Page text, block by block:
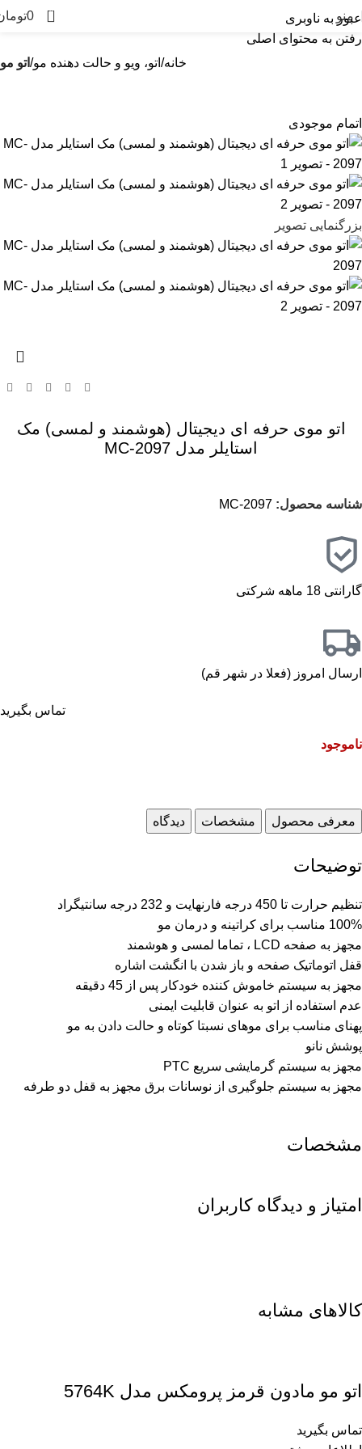
عبور به ناوبری
رفتن به محتوای اصلی
منو 0
0
خانه اتو، ویو و حالت دهنده مو اتو مو
اتمام موجودی
بزرگنمایی تصویر
اتو موی حرفه ای دیجیتال (هوشمند و لمسی) مک
استایلر مدل MC-2097
شناسه محصول: MC-2097
گارانتی 18 ماهه شرکتی
ارسال امروز (فعلا در شهر قم)
تماس بگیرید
ناموجود
معرفی محصول مشخصات دیدگاه
توضیحات
تنظیم حرارت تا 450 درجه فارنهایت و 232 درجه سانتیگراد
100% مناسب برای کراتینه و درمان مو
مجهز به صفحه LCD ، تماما لمسی و هوشمند
قفل اتوماتیک صفحه و باز شدن با انگشت اشاره
مجهز به سیستم خاموش کننده خودکار پس از 45 دقیقه
عدم استفاده از اتو به عنوان قابلیت ایمنی
پهنای مناسب برای موهای نسبتا کوتاه و حالت دادن به مو
پوشش نانو
مجهز به سیستم گرمایشی سریع PTC
مجهز به سیستم جلوگیری از نوسانات برق مجهز به قفل دو طرفه
مشخصات
امتیاز و دیدگاه کاربران
کالاهای مشابه
اتو مو مادون قرمز پرومکس مدل 5764K
تماس بگیرید